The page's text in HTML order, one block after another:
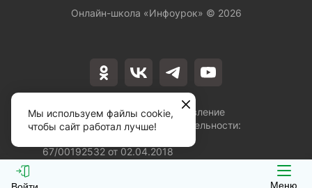
Меню
Лицензия на осуществление
образовательной деятельности:
67/00192532 от 02.04.2018
Онлайн-школа «Инфоурок» © 2026
Мы используем файлы cookie,
чтобы сайт работал лучше!